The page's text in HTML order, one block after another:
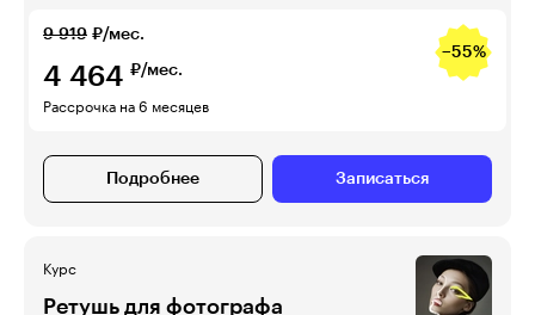
9 919 ₽/мес.
−55%
4 464 ₽/мес.
Рассрочка на 6 месяцев
Подробнее Записаться
Курс
Ретушь для фотографа